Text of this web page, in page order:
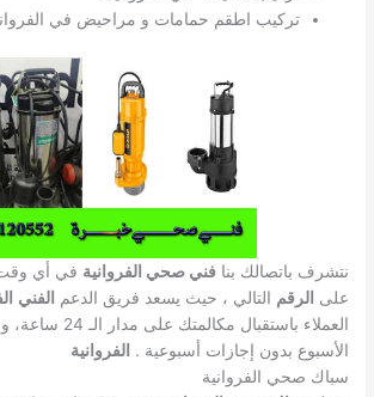
تركيب اطقم حمامات و مراحيض في
نتشرف باتصالك بنافني صحي الفروانية في أي
على الرقم التالي ، حيث يسعد فريق الدعم الفني
العملاء باستقبال
الأسبوع بدون إجازات أسبوعية . الفروانية
سباك صحي الفروانية